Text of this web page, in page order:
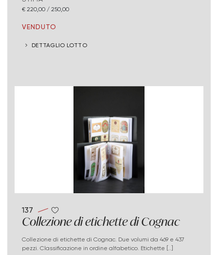
€ 220,00 / 250,00
VENDUTO
DETTAGLIO LOTTO
137
Collezione di etichette di Cognac
Collezione di etichette di Cognac. Due volumi da 469 e 437
pezzi. Classificazione in ordine alfabetico. Etichette [..]